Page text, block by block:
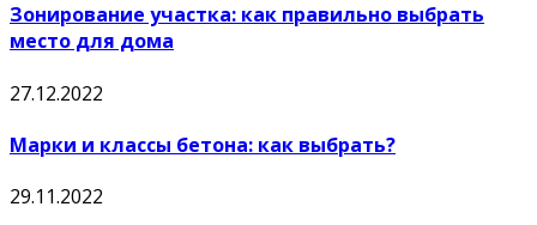
Зонирование участка: как правильно выбрать
место для дома
27.12.2022
Марки и классы бетона: как выбрать?
29.11.2022